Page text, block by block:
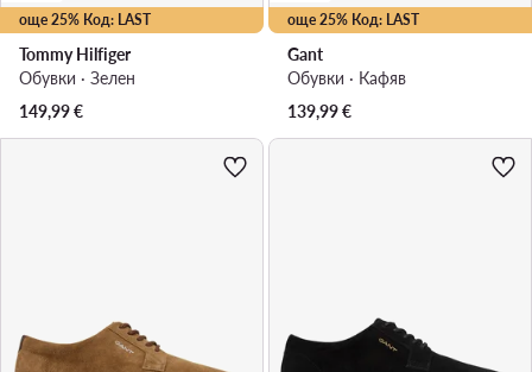
още 25% Код: LAST
Tommy Hilfiger
Обувки · Зелен
149,99€
още 25% Код: LAST
Gant
Обувки · Кафяв
139,99€